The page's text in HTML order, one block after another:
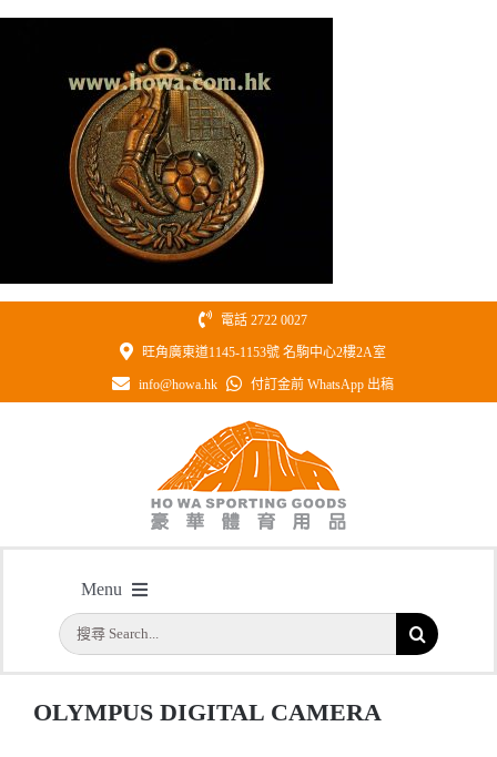
Skip
電話 2722 0027
旺角廣東道1145-1153號 名駒中心2樓2A室
info@howa.hk 付訂金前 WhatsApp 出稿
Menu
首頁
公司簡介
搜
索
果：
主頁
OLYMPUS DIGITAL CAMERA